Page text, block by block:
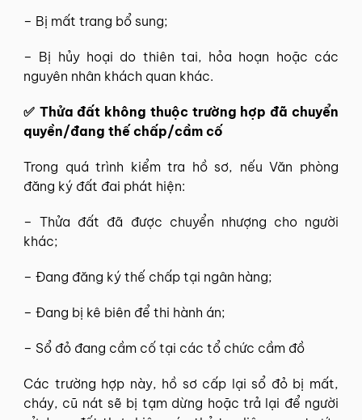
– Bị mất trang bổ sung;
– Bị hủy hoại do thiên tai, hỏa hoạn hoặc các
nguyên nhân khách quan khác.
✅ Thửa đất không thuộc trường hợp đã chuyển
quyền/đang thế chấp/cầm cố
Trong quá trình kiểm tra hồ sơ, nếu Văn phòng
đăng ký đất đai phát hiện:
– Thửa đất đã được chuyển nhượng cho người
khác;
– Đang đăng ký thế chấp tại ngân hàng;
– Đang bị kê biên để thi hành án;
– Sổ đỏ đang cầm cố tại các tổ chức cầm đồ
Các trường hợp này, hồ sơ cấp lại sổ đỏ bị mất,
cháy, cũ nát sẽ bị tạm dừng hoặc trả lại để người